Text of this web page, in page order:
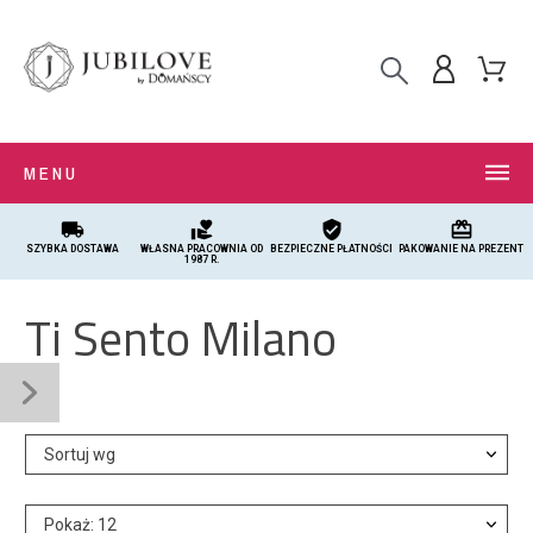
MENU
local_shipping
SZYBKA DOSTAWA
volunteer_activism
WŁASNA PRACOWNIA OD
1987 R.
verified_user
BEZPIECZNE PŁATNOŚCI
card_giftcard
PAKOWANIE NA PREZENT
Ti Sento Milano
Sortuj wg
Pokaż: 12